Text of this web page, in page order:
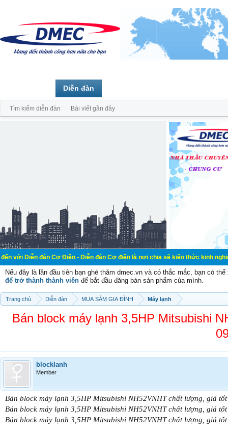
đàn Cơ Điện - Diễn đàn Cơ điện là nơi chia sẽ kiến thức kinh nghiệm
Nếu đây là lần đầu tiên bạn ghé thăm dmec.vn và có thắc mắc, bạn có
để trở thành thành viên để bắt đầu đăng bán sản phẩm của mình.
Trang chủ Diễn đàn MUA SẮM GIA ĐÌNH Máy lạnh
Bán block máy lạnh 3,5HP Mitsubishi
blocklanh
Member
Bán block máy lạnh 3,5HP Mitsubishi NH52VNHT chất lượng, giá
Bán block máy lạnh 3,5HP Mitsubishi NH52VNHT chất lượng, giá
Bán block máy lạnh 3,5HP Mitsubishi NH52VNHT chất lượng, giá
Diễn đàn
Tìm kiếm diễn đàn Bài viết gần đây